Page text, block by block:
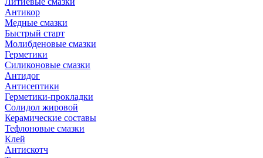
Антикор
Медные смазки
Быстрый старт
Молибденовые смазки
Герметики
Силиконовые смазки
Антидог
Антисептики
Герметики-прокладки
Солидол жировой
Керамические составы
Тефлоновые смазки
Клей
Антискотч